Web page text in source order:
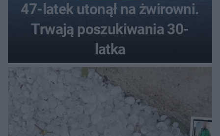
47-latek utonął na żwirowni.
Trwają poszukiwania 30-
latka